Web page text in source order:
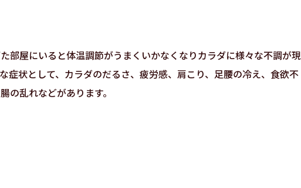
部屋にいると体温調節がうまくいかなくなりカラダに様々な不調が現
症状として、カラダのだるさ、疲労感、肩こり、足腰の冷え、食欲不
の乱れなどがあります。